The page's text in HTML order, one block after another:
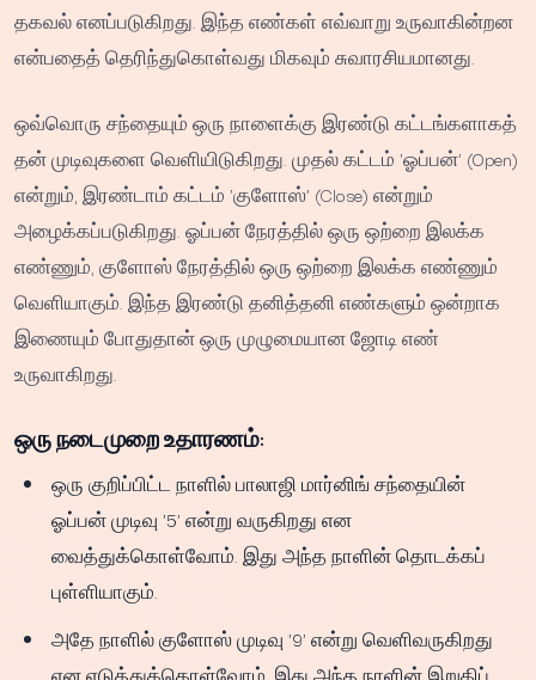
தகவல் எனப்படுகிறது. இந்த எண்கள் எவ்வாறு உருவாகின்றன
என்பதைத் தெரிந்துகொள்வது மிகவும் சுவாரசியமானது.
ஒவ்வொரு சந்தையும் ஒரு நாளைக்கு இரண்டு கட்டங்களாகத்
தன் முடிவுகளை வெளியிடுகிறது. முதல் கட்டம் 'ஓப்பன்' (Open)
என்றும், இரண்டாம் கட்டம் 'குளோஸ்' (Close) என்றும்
அழைக்கப்படுகிறது. ஓப்பன் நேரத்தில் ஒரு ஒற்றை இலக்க
எண்ணும், குளோஸ் நேரத்தில் ஒரு ஒற்றை இலக்க எண்ணும்
வெளியாகும். இந்த இரண்டு தனித்தனி எண்களும் ஒன்றாக
இணையும் போதுதான் ஒரு முழுமையான ஜோடி எண்
உருவாகிறது.
ஒரு நடைமுறை உதாரணம்:
ஒரு குறிப்பிட்ட நாளில் பாலாஜி மார்னிங் சந்தையின்
ஓப்பன் முடிவு '5' என்று வருகிறது என
வைத்துக்கொள்வோம். இது அந்த நாளின் தொடக்கப்
புள்ளியாகும்.
அதே நாளில் குளோஸ் முடிவு '9' என்று வெளிவருகிறது
என எடுத்துக்கொள்வோம். இது அந்த நாளின் இறுதிப்